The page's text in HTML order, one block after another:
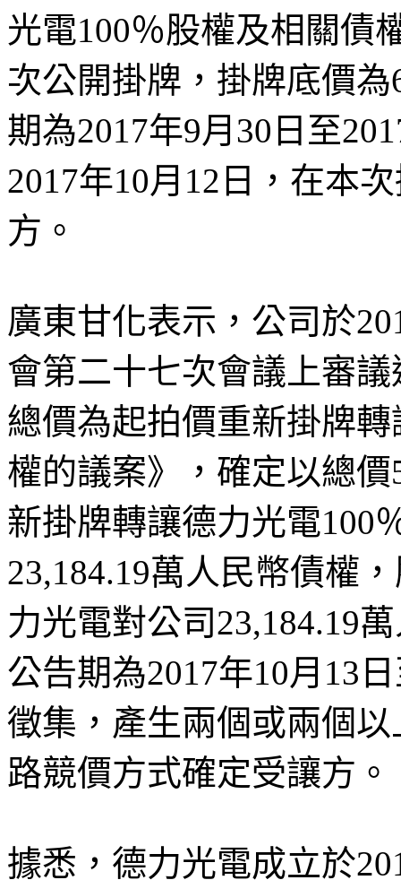
光電100％股權及相關債
次公開掛牌，掛牌底價
期為2017年9月30日至
2017年10月12日，在本
方。
廣東甘化表示，公司於
會第二十七次會議上審
總價為起拍價重新掛牌
權的議案》，確定以總
新掛牌轉讓德力光電100
23,184.19萬人民幣債權
力光電對公司23,184.19
公告期為2017年10月13
徵集，產生兩個或兩個
路競價方式確定受讓方。
據悉，德力光電成立於